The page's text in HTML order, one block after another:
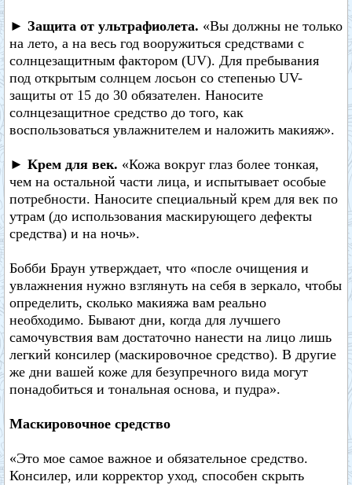
► Защита от ультрафиолета. «Вы должны не только
на лето, а на весь год вооружиться средствами с
солнцезащитным фактором (UV). Для пребывания
под открытым солнцем лосьон со степенью UV-
защиты от 15 до 30 обязателен. Наносите
солнцезащитное средство до того, как
воспользоваться увлажнителем и наложить макияж».
► Крем для век. «Кожа вокруг глаз более тонкая,
чем на остальной части лица, и испытывает особые
потребности. Наносите специальный крем для век по
утрам (до использования маскирующего дефекты
средства) и на ночь».
Бобби Браун утверждает, что «после очищения и
увлажнения нужно взглянуть на себя в зеркало, чтобы
определить, сколько макияжа вам реально
необходимо. Бывают дни, когда для лучшего
самочувствия вам достаточно нанести на лицо лишь
легкий консилер (маскировочное средство). В другие
же дни вашей коже для безупречного вида могут
понадобиться и тональная основа, и пудра».
Маскировочное средство
«Это мое самое важное и обязательное средство.
Консилер, или корректор уход, способен скрыть